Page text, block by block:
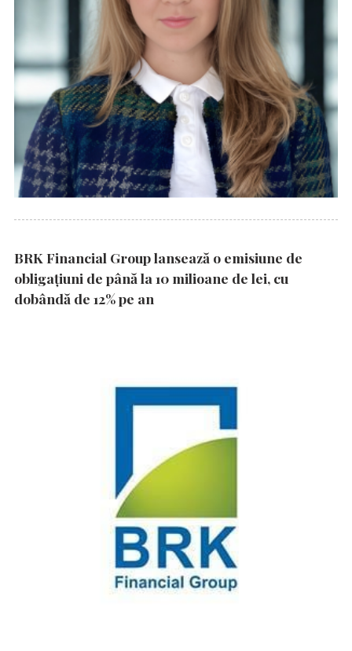
BRK Financial Group lansează o emisiune de
obligațiuni de până la 10 milioane de lei, cu
dobândă de 12% pe an